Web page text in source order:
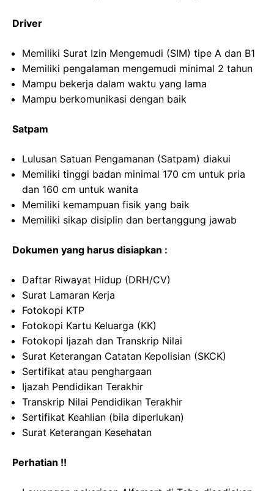
Driver
Memiliki Surat Izin Mengemudi (SIM) tipe A dan B1
Memiliki pengalaman mengemudi minimal 2 tahun
Mampu bekerja dalam waktu yang lama
Mampu berkomunikasi dengan baik
Satpam
Lulusan Satuan Pengamanan (Satpam) diakui
Memiliki tinggi badan minimal 170 cm untuk pria
dan 160 cm untuk wanita
Memiliki kemampuan fisik yang baik
Memiliki sikap disiplin dan bertanggung jawab
Dokumen yang harus disiapkan :
Daftar Riwayat Hidup (DRH/CV)
Surat Lamaran Kerja
Fotokopi KTP
Fotokopi Kartu Keluarga (KK)
Fotokopi Ijazah dan Transkrip Nilai
Surat Keterangan Catatan Kepolisian (SKCK)
Sertifikat atau penghargaan
Ijazah Pendidikan Terakhir
Transkrip Nilai Pendidikan Terakhir
Sertifikat Keahlian (bila diperlukan)
Surat Keterangan Kesehatan
Perhatian !!